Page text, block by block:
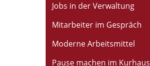
Jobs in der Verwaltung
Mitarbeiter im Gespräch
Moderne Arbeitsmittel
Pause machen im Kurhaus